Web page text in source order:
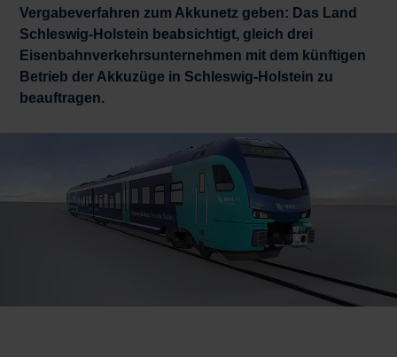
Vergabeverfahren zum Akkunetz geben: Das Land
Schleswig-Holstein beabsichtigt, gleich drei
Eisenbahnverkehrsunternehmen mit dem künftigen
Betrieb der Akkuzüge in Schleswig-Holstein zu
beauftragen.